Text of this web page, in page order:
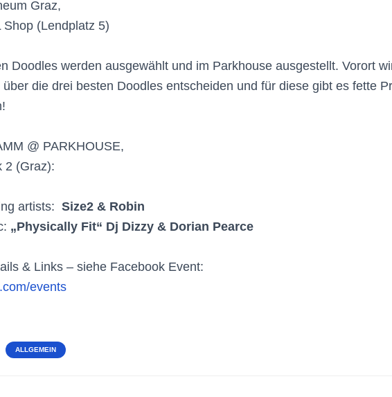
Graz,
Shop (Lendplatz 5)
Doodles werden ausgewählt und im Parkhouse ausgestellt. Vorort
über die drei besten Doodles entscheiden und für diese gibt es fette
@ PARKHOUSE,
2 (Graz):
artists: Size2 & Robin
„Physically Fit“ Dj Dizzy & Dorian Pearce
& Links – siehe Facebook Event:
events
ALLGEMEIN